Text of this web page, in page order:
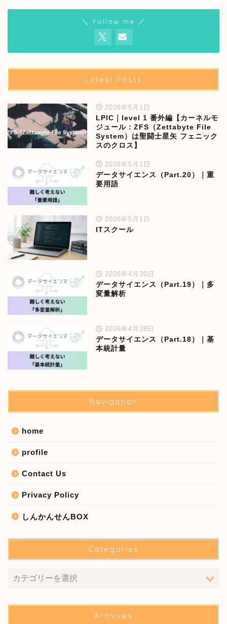
＼ Follow me ／
Latest Posts
2026年5月1日
LPIC｜level 1 番外編【カーネルモ
ジュール：ZFS（Zettabyte File
System）は聖闘士星矢 フェニック
スのクロス】
2026年5月1日
データサイエンス（Part.20）｜重
要用語
2026年5月1日
ITスクール
2026年4月30日
データサイエンス（Part.19）｜多
変量解析
2026年4月28日
データサイエンス（Part.18）｜基
本統計量
Navigation
home
profile
Contact Us
Privacy Policy
しんかんせんBOX
Categories
Archives